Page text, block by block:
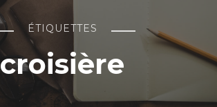
ÉTIQUETTES
croisière